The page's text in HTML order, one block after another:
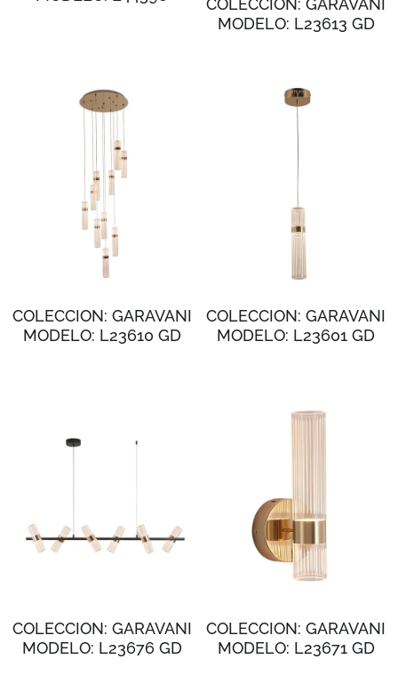
COLECCION: GARAVANI
MODELO: L23613 GD
COLECCION: GARAVANI
MODELO: L23610 GD
COLECCION: GARAVANI
MODELO: L23601 GD
COLECCION: GARAVANI
MODELO: L23676 GD
COLECCION: GARAVANI
MODELO: L23671 GD